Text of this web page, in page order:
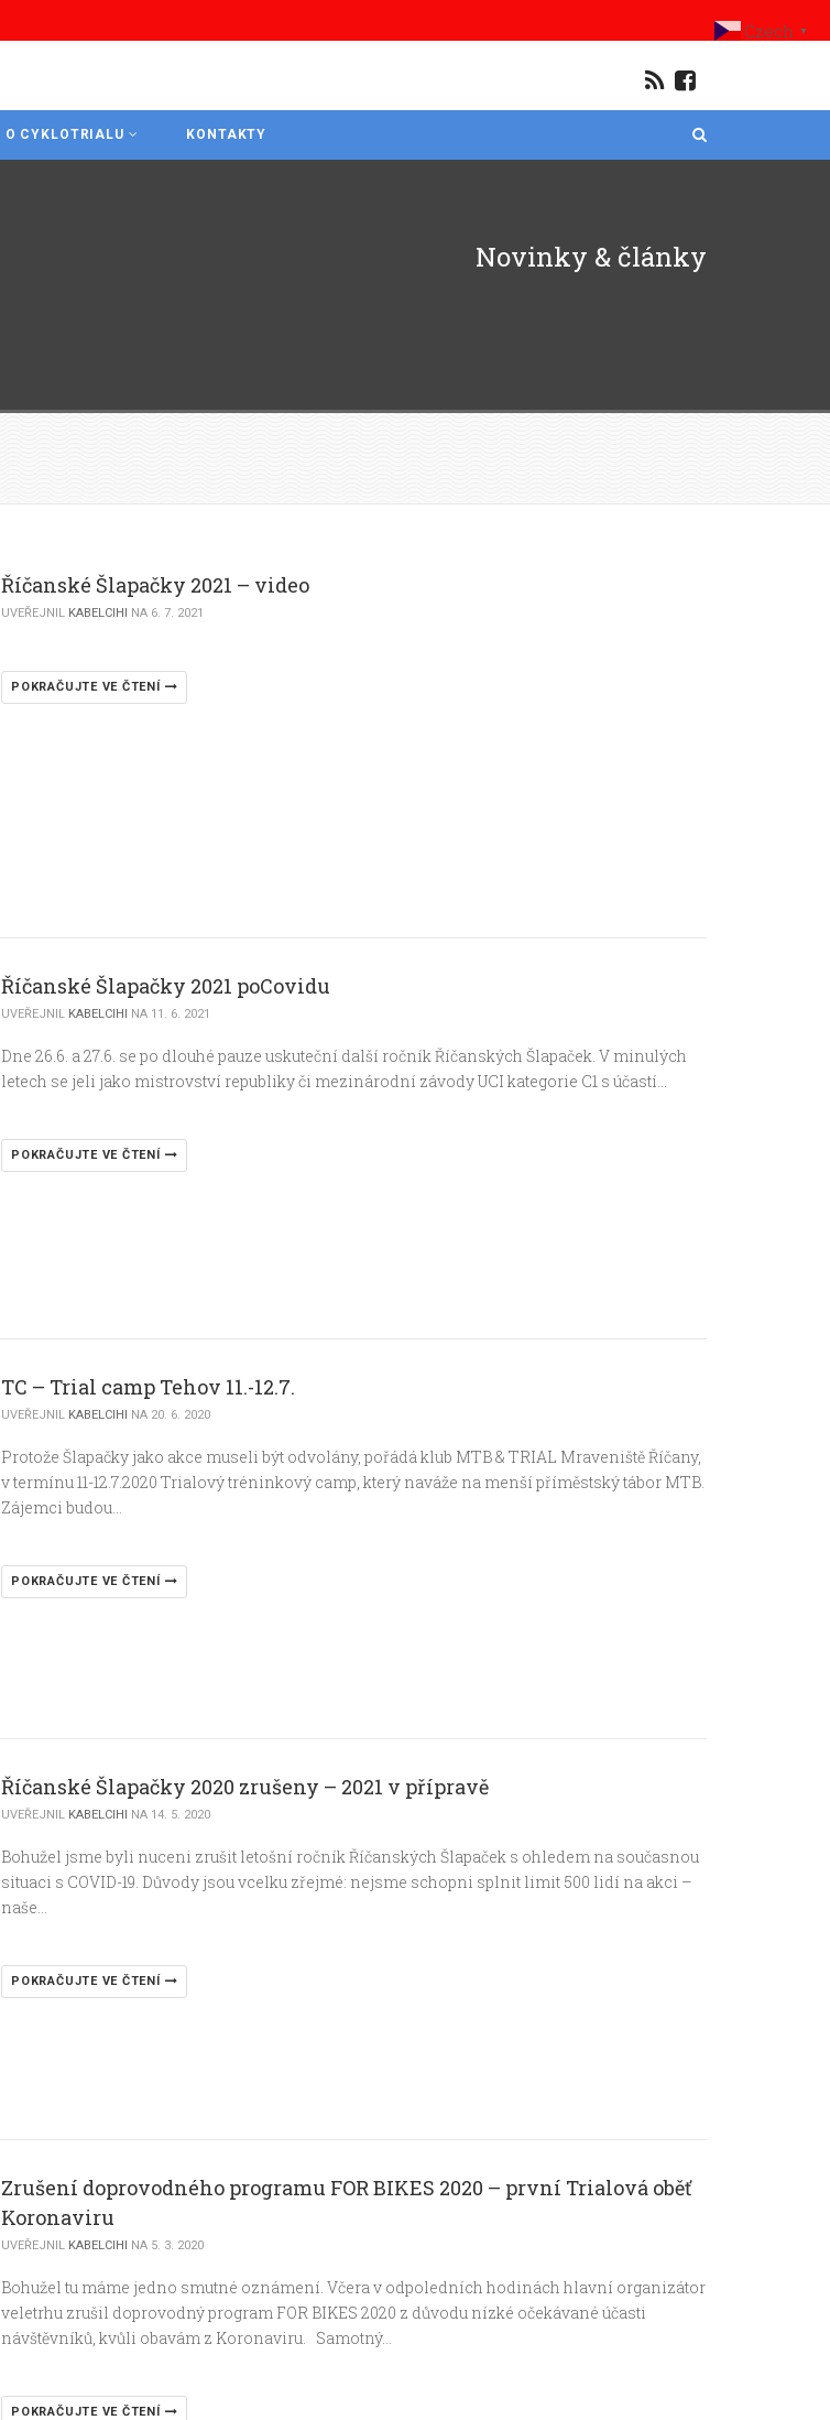
O CYKLOTRIALU KONTAKTY
Novinky & články
Říčanské Šlapačky 2021 – video
UVEŘEJNIL KABELCIHI NA 6. 7. 2021
POKRAČUJTE VE ČTENÍ
Říčanské Šlapačky 2021 poCovidu
UVEŘEJNIL KABELCIHI NA 11. 6. 2021
Dne 26.6. a 27.6. se po dlouhé pauze uskuteční další ročník Říčanských Šlapaček. V minulých
letech se jeli jako mistrovství republiky či mezinárodní závody UCI kategorie C1 s účastí…
POKRAČUJTE VE ČTENÍ
TC – Trial camp Tehov 11.-12.7.
UVEŘEJNIL KABELCIHI NA 20. 6. 2020
Protože Šlapačky jako akce museli být odvolány, pořádá klub MTB & TRIAL Mraveniště Říčany,
v termínu 11-12.7.2020 Trialový tréninkový camp, který naváže na menší příměstský tábor MTB.
Zájemci budou…
POKRAČUJTE VE ČTENÍ
Říčanské Šlapačky 2020 zrušeny – 2021 v přípravě
UVEŘEJNIL KABELCIHI NA 14. 5. 2020
Bohužel jsme byli nuceni zrušit letošní ročník Říčanských Šlapaček s ohledem na současnou
situaci s COVID-19. Důvody jsou vcelku zřejmé: nejsme schopni splnit limit 500 lidí na akci –
naše…
POKRAČUJTE VE ČTENÍ
Zrušení doprovodného programu FOR BIKES 2020 – první Trialová oběť
Koronaviru
UVEŘEJNIL KABELCIHI NA 5. 3. 2020
Bohužel tu máme jedno smutné oznámení. Včera v odpoledních hodinách hlavní organizátor
veletrhu zrušil doprovodný program FOR BIKES 2020 z důvodu nízké očekávané účasti
návštěvníků, kvůli obavám z Koronaviru. Samotný…
POKRAČUJTE VE ČTENÍ
Czech ▼